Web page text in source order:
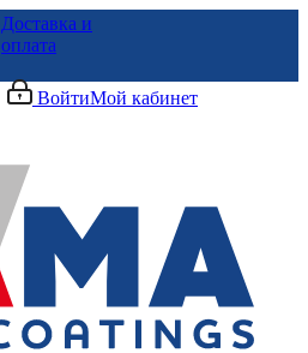
Доставка и
оплата
ВойтиМой кабинет